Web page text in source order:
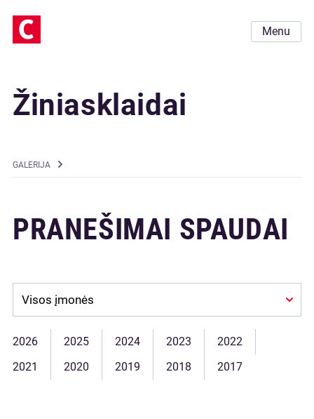
Menu
Žiniasklaidai
GALERIJA
PRANEŠIMAI SPAUDAI
Company:
2026 2025 2024 2023
2022
2021
2020 2019 2018 2017